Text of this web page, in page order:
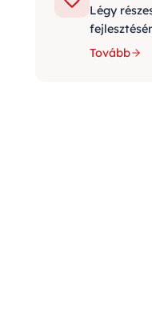
Légy
Tovább